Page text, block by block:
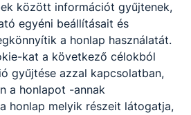
2/10-3., a 10.A osztályok,
osztályok néhány tanulója egy
részt. A diákok megnézték a
emlékművét, ahol az egyik
a Duna mentén a második
között információt gyűjtenek,
egyéni beállításait és
a honlap használatát.
kat a következő célokból
gyűjtése azzal kapcsolatban,
a honlapot -annak
honlap melyik részeit látogatja,